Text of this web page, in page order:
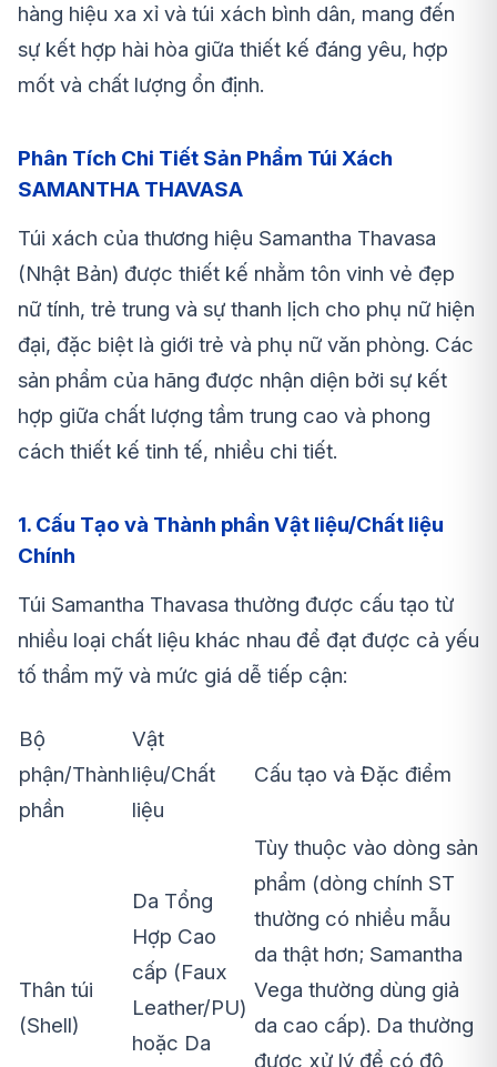
hàng hiệu xa xỉ và túi xách bình dân, mang đến
sự kết hợp hài hòa giữa thiết kế đáng yêu, hợp
mốt và chất lượng ổn định.
Phân Tích Chi Tiết Sản Phẩm Túi Xách
SAMANTHA THAVASA
Túi xách của thương hiệu Samantha Thavasa
(Nhật Bản) được thiết kế nhằm tôn vinh vẻ đẹp
nữ tính, trẻ trung và sự thanh lịch cho phụ nữ hiện
đại, đặc biệt là giới trẻ và phụ nữ văn phòng. Các
sản phẩm của hãng được nhận diện bởi sự kết
hợp giữa chất lượng tầm trung cao và phong
cách thiết kế tinh tế, nhiều chi tiết.
1. Cấu Tạo và Thành phần Vật liệu/Chất liệu
Chính
Túi Samantha Thavasa thường được cấu tạo từ
nhiều loại chất liệu khác nhau để đạt được cả yếu
tố thẩm mỹ và mức giá dễ tiếp cận:
Bộ
phận/Thành
phần
Vật
liệu/Chất
liệu
Cấu tạo và Đặc điểm
Thân túi
(Shell)
Da Tổng
Hợp Cao
cấp (Faux
Leather/PU)
hoặc Da
Tùy thuộc vào dòng sản
phẩm (dòng chính ST
thường có nhiều mẫu
da thật hơn; Samantha
Vega thường dùng giả
da cao cấp). Da thường
được xử lý để có độ